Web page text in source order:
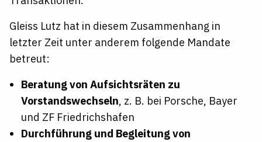
Gleiss Lutz hat in diesem Zusammenhang in
letzter Zeit unter anderem folgende Mandate
betreut:
Beratung von Aufsichtsräten zu
Vorstandswechseln, z. B. bei Porsche, Bayer
und ZF Friedrichshafen
Durchführung und Begleitung von